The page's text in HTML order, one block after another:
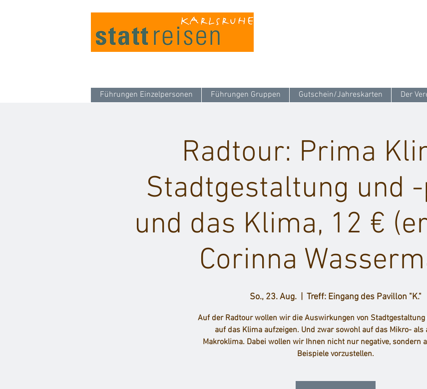
Führungen Einzelpersonen Führungen Gruppen Gutschein/Jahreskarten Der
Radtour: Prima
Stadtgestaltung und
und das Klima, 12 €
Corinna
So., 23. Aug. Treff: Eingang des Pavillon "K."
Auf der Radtour wollen wir die Auswirkungen von
auf das Klima aufzeigen. Und zwar sowohl auf das Mikro- als
Makroklima. Dabei wollen wir Ihnen nicht nur negative, sondern
Beispiele vorzustellen.